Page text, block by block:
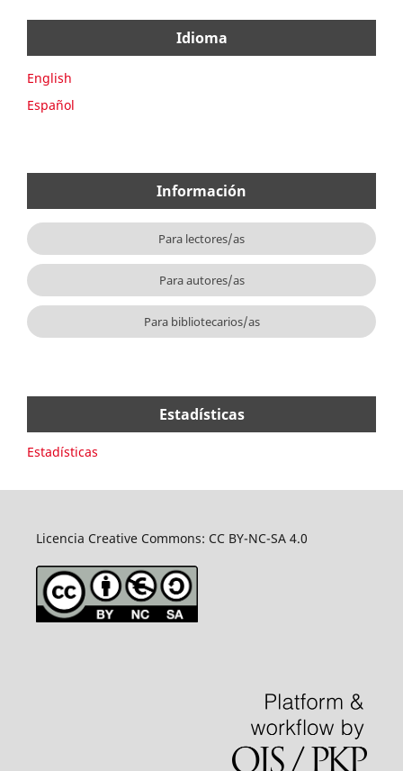
Idioma
English
Español
Información
Para lectores/as
Para autores/as
Para bibliotecarios/as
Estadísticas
Estadísticas
Licencia Creative Commons: CC BY-NC-SA 4.0